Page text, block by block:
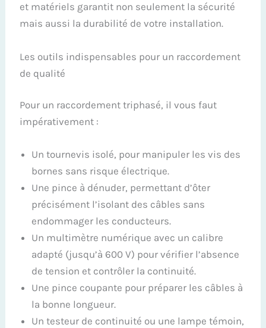
et matériels garantit non seulement la sécurité
mais aussi la durabilité de votre installation.
Les outils indispensables pour un raccordement
de qualité
Pour un raccordement triphasé, il vous faut
impérativement :
Un tournevis isolé, pour manipuler les vis des
bornes sans risque électrique.
Une pince à dénuder, permettant d’ôter
précisément l’isolant des câbles sans
endommager les conducteurs.
Un multimètre numérique avec un calibre
adapté (jusqu’à 600 V) pour vérifier l’absence
de tension et contrôler la continuité.
Une pince coupante pour préparer les câbles à
la bonne longueur.
Un testeur de continuité ou une lampe témoin,